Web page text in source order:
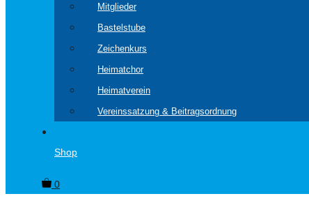
Mitglieder
Bastelstube
Zeichenkurs
Heimatchor
Heimatverein
Vereinssatzung & Beitragsordnung
Shop
0